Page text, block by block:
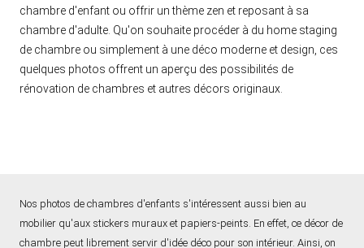
chambre d'enfant ou offrir un thème zen et reposant à sa
chambre d'adulte. Qu'on souhaite procéder à du home staging
de chambre ou simplement à une déco moderne et design, ces
quelques photos offrent un aperçu des possibilités de
rénovation de chambres et autres décors originaux.
Nos photos de chambres d'enfants s'intéressent aussi bien au
mobilier qu'aux stickers muraux et papiers-peints. En effet, ce décor de
chambre peut librement servir d'idée déco pour son intérieur. Ainsi, on